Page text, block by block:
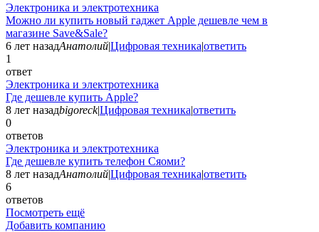
Электроника и электротехника
Можно ли купить новый гаджет Apple дешевле чем в
магазине Save&Sale?
6 лет назадАнатолий|Цифровая техника|ответить
1
ответ
Электроника и электротехника
Где дешевле купить Apple?
8 лет назадbigoreck|Цифровая техника|ответить
0
ответов
Электроника и электротехника
Где дешевле купить телефон Сяоми?
8 лет назадАнатолий|Цифровая техника|ответить
6
ответов
Посмотреть ещё
Добавить компанию